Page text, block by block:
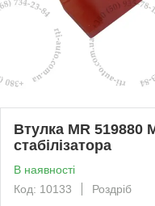
Втулка MR 519880
стабілізатора
В наявності
Код: 10133
Роздріб